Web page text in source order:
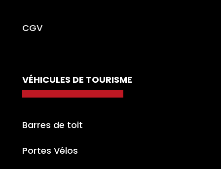
CGV
VÉHICULES DE TOURISME
Barres de toit
Portes Vélos